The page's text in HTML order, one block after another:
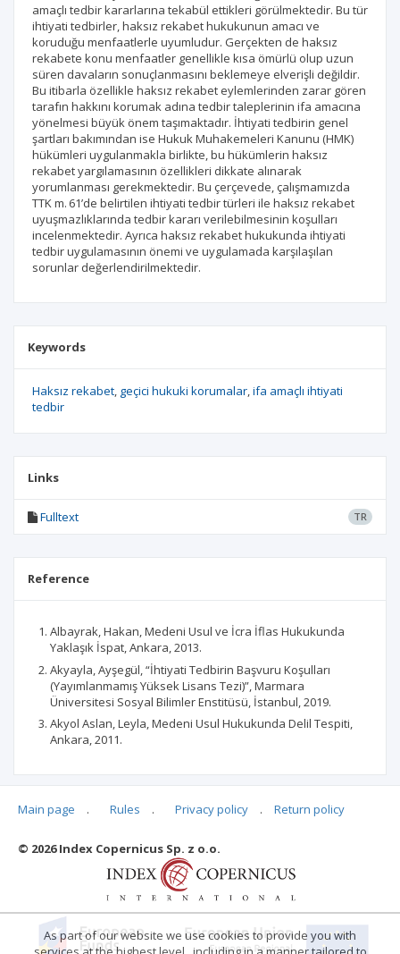
amaçlı tedbir kararlarına tekabül ettikleri görülmektedir. Bu tür
ihtiyati tedbirler, haksız rekabet hukukunun amacı ve
koruduğu menfaatlerle uyumludur. Gerçekten de haksız
rekabete konu menfaatler genellikle kısa ömürlü olup uzun
süren davaların sonuçlanmasını beklemeye elverişli değildir.
Bu itibarla özellikle haksız rekabet eylemlerinden zarar gören
tarafın hakkını korumak adına tedbir taleplerinin ifa amacına
yönelmesi büyük önem taşımaktadır. İhtiyati tedbirin genel
şartları bakımından ise Hukuk Muhakemeleri Kanunu (HMK)
hükümleri uygulanmakla birlikte, bu hükümlerin haksız
rekabet yargılamasının özellikleri dikkate alınarak
yorumlanması gerekmektedir. Bu çerçevede, çalışmamızda
TTK m. 61’de belirtilen ihtiyati tedbir türleri ile haksız rekabet
uyuşmazlıklarında tedbir kararı verilebilmesinin koşulları
incelenmektedir. Ayrıca haksız rekabet hukukunda ihtiyati
tedbir uygulamasının önemi ve uygulamada karşılaşılan
sorunlar değerlendirilmektedir.
Keywords
Haksız rekabet geçici hukuki korumalar ifa amaçlı ihtiyati
tedbir
Links
Fulltext TR
Reference
Albayrak, Hakan, Medeni Usul ve İcra İflas Hukukunda
Yaklaşık İspat, Ankara, 2013.
Akyayla, Ayşegül, “İhtiyati Tedbirin Başvuru Koşulları
(Yayımlanmamış Yüksek Lisans Tezi)”, Marmara
Üniversitesi Sosyal Bilimler Enstitüsü, İstanbul, 2019.
Akyol Aslan, Leyla, Medeni Usul Hukukunda Delil Tespiti,
Ankara, 2011.
Articles quoting
Main page . Rules . Privacy policy . Return policy
© 2026 Index Copernicus Sp. z o.o.
As part of our website we use cookies to provide you with